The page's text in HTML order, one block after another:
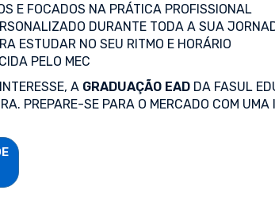
E FOCADOS NA PRÁTICA PROFISSIONAL
DURANTE TODA A SUA
ESTUDAR NO SEU RITMO E HORÁRIO
PELO MEC
A GRADUAÇÃO EAD DA FASUL
PREPARE-SE PARA O MERCADO COM